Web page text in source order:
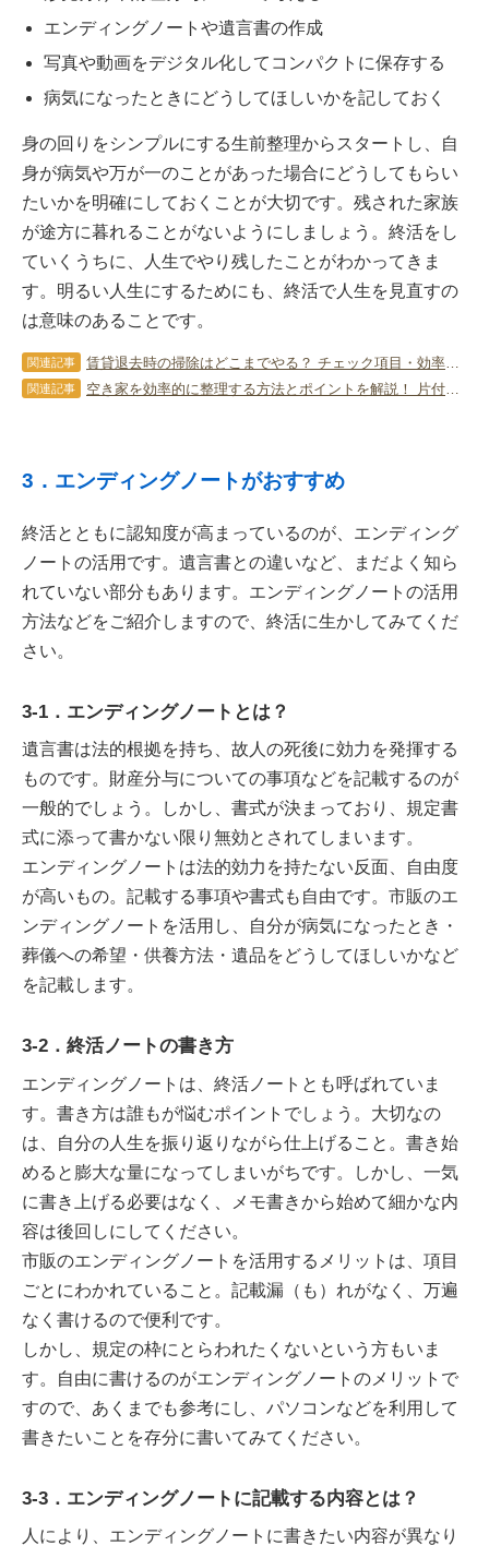
エンディングノートや遺言書の作成
写真や動画をデジタル化してコンパクトに保存する
病気になったときにどうしてほしいかを記しておく
身の回りをシンプルにする生前整理からスタートし、自
身が病気や万が一のことがあった場合にどうしてもらい
たいかを明確にしておくことが大切です。残された家族
が途方に暮れることがないようにしましょう。終活をし
ていくうちに、人生でやり残したことがわかってきま
す。明るい人生にするためにも、終活で人生を見直すの
は意味のあることです。
関連記事
関連記事
3．エンディングノートがおすすめ
終活とともに認知度が高まっているのが、エンディング
ノートの活用です。遺言書との違いなど、まだよく知ら
れていない部分もあります。エンディングノートの活用
方法などをご紹介しますので、終活に生かしてみてくだ
さい。
3-1．エンディングノートとは？
遺言書は法的根拠を持ち、故人の死後に効力を発揮する
ものです。財産分与についての事項などを記載するのが
一般的でしょう。しかし、書式が決まっており、規定書
式に添って書かない限り無効とされてしまいます。
エンディングノートは法的効力を持たない反面、自由度
が高いもの。記載する事項や書式も自由です。市販のエ
ンディングノートを活用し、自分が病気になったとき・
葬儀への希望・供養方法・遺品をどうしてほしいかなど
を記載します。
3-2．終活ノートの書き方
エンディングノートは、終活ノートとも呼ばれていま
す。書き方は誰もが悩むポイントでしょう。大切なの
は、自分の人生を振り返りながら仕上げること。書き始
めると膨大な量になってしまいがちです。しかし、一気
に書き上げる必要はなく、メモ書きから始めて細かな内
容は後回しにしてください。
市販のエンディングノートを活用するメリットは、項目
ごとにわかれていること。記載漏（も）れがなく、万遍
なく書けるので便利です。
しかし、規定の枠にとらわれたくないという方もいま
す。自由に書けるのがエンディングノートのメリットで
すので、あくまでも参考にし、パソコンなどを利用して
書きたいことを存分に書いてみてください。
3-3．エンディングノートに記載する内容とは？
人により、エンディングノートに書きたい内容が異なり